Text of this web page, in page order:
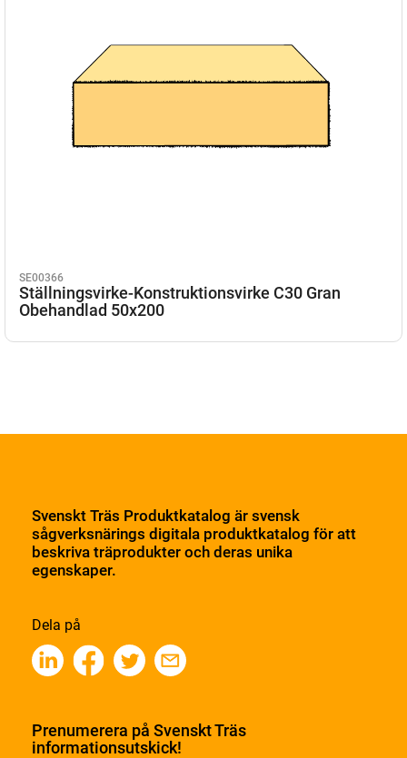
SE00366
Ställningsvirke-Konstruktionsvirke C30 Gran
Obehandlad 50x200
Svenskt Träs Produktkatalog är svensk
sågverksnärings digitala produktkatalog för att
beskriva träprodukter och deras unika
egenskaper.
Dela på
Prenumerera på Svenskt Träs
informationsutskick!